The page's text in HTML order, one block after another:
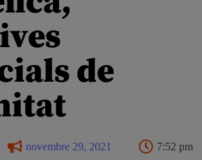
de
novembre 29, 2021 7:52 pm